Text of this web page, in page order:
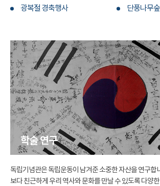
광복절 경축행사 단풍나무
학술 연구
독립기념관은 독립운동이 남겨준 소중한 자산을 연구합
보다 친근하게 우리 역사와 문화를 만날 수 있도록 다양